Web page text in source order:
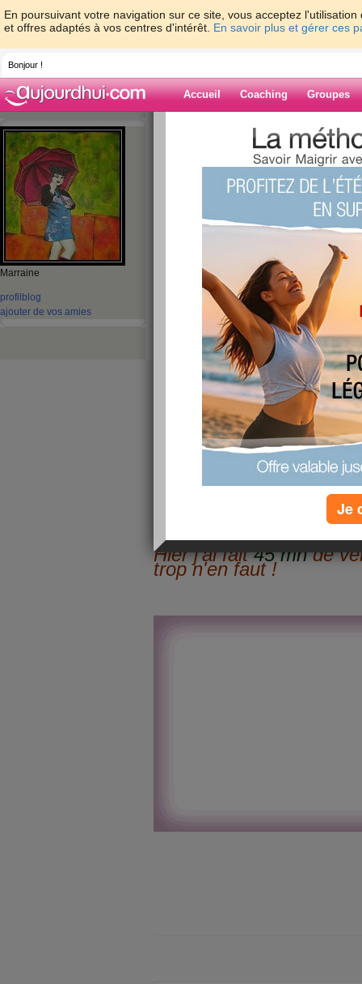
En poursuivant votre navigation sur ce site, vous acceptez
et offres adaptés à vos centres d'intérêt. En savoir plus et gérer ces
Bonjour !
Accueil Coaching Groupes
Marraine
profil blog
ajouter de vos amies
> > KIKOU
Blog de caligny
KIKOU MES
PERDU800 GR
C'est pas toujours
mieux !!!
Hier j'ai fait45 mnde
trop n'en faut !
Je